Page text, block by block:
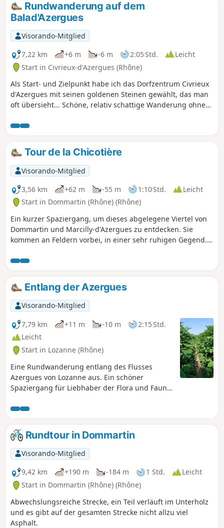
Rundwanderung auf dem
Balad'Azergues
Visorando-Mitglied
7,22 km
+6 m -6 m 2:05 Std.
Leicht
Start in Civrieux-d'Azergues (Rhône)
Als Start- und Zielpunkt habe ich das Dorfzentrum Civrieux
d'Azergues mit seinen goldenen Steinen gewählt, das man
oft übersieht... Schöne, relativ schattige Wanderung ohne
Kinder oder unsere vierbeinigen Freunde eignet. Vorsicht
jedoch auf dem Straßenabschnitt (200 m) und am Azergues,
der ein Fluss bleibt.
Tour de la Chicotière
Visorando-Mitglied
3,56 km
+62 m -55 m 1:10 Std.
Leicht
Start in Dommartin (Rhône) (Rhône)
Ein kurzer Spaziergang, um dieses abgelegene Viertel von
Dommartin und Marcilly-d'Azergues zu entdecken. Sie
kommen an Feldern vorbei, in einer sehr ruhigen Gegend.
entdecken den kleinen Chemin des Chouettes.
Entlang der Azergues
Visorando-Mitglied
7,79 km
+11 m -10 m
2:15 Std.
Leicht
Start in Lozanne (Rhône)
Eine Rundwanderung entlang des Flusses
Azergues von Lozanne aus. Ein schöner
Spaziergang für Liebhaber der Flora und Fauna.
Flusses hinunterzugehen.
Rundtour in Dommartin
Visorando-Mitglied
9,42 km
+190 m -184 m 1 Std.
Leicht
Start in Dommartin (Rhône) (Rhône)
Abwechslungsreiche Strecke, ein Teil verläuft im Unterholz
und es gibt auf der gesamten Strecke nicht allzu viel
Asphalt.